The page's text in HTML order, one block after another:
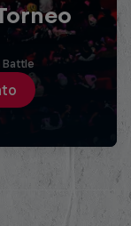
Battle